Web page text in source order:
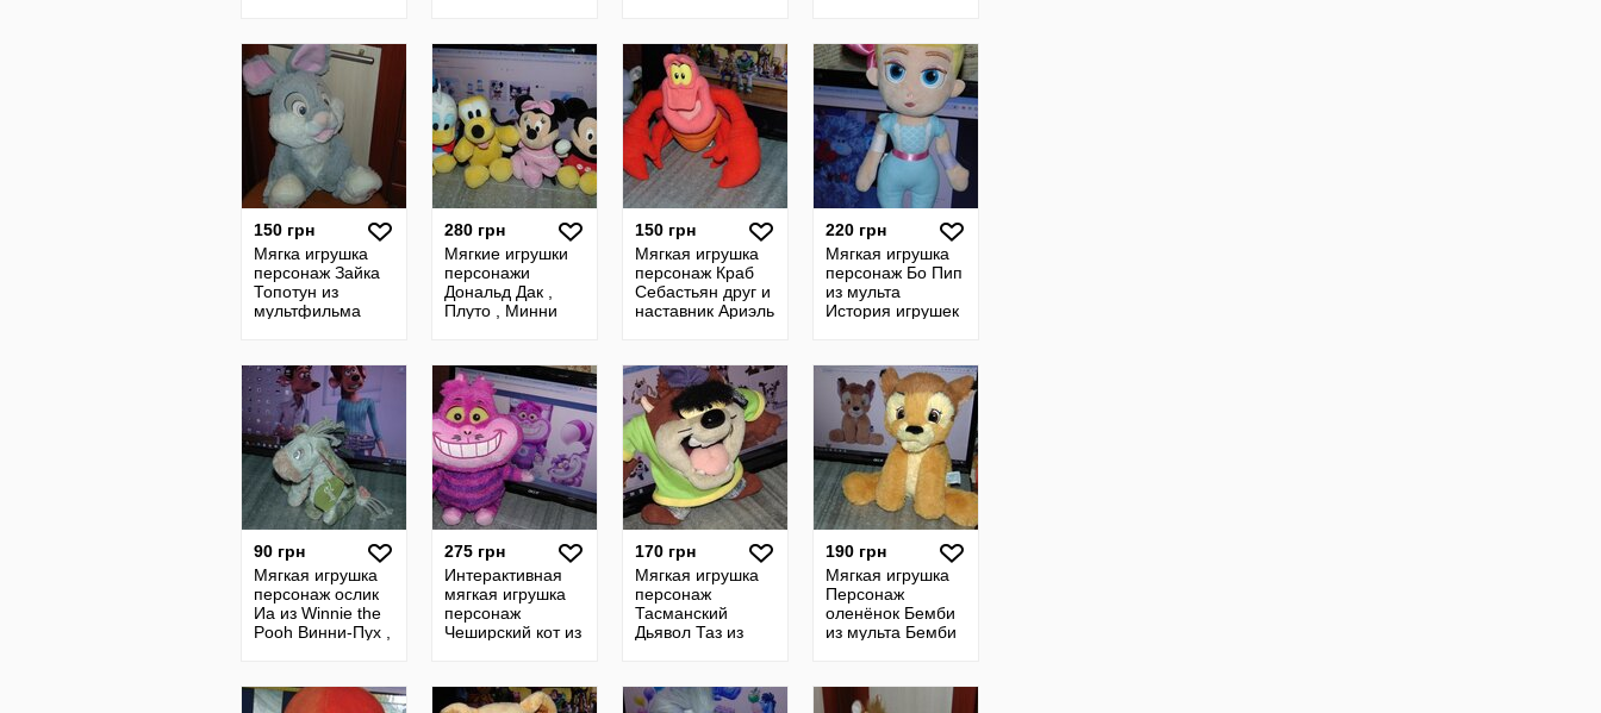
Флика 1998
MATTEL
150 грн
Мягка игрушка
персонаж Зайка
Топотун из
мультфильма
280 грн
Мягкие игрушки
персонажи
Дональд Дак ,
Плуто , Минни
Маус и его
друзья
150 грн
Мягкая игрушка
персонаж Краб
Себастьян друг и
наставник Ариэль
Disney , MATTEL
220 грн
Мягкая игрушка
персонаж Бо Пип
из мульта
История игрушек
90 грн
Мягкая игрушка
персонаж ослик
Иа из Winnie the
Pooh Винни-Пух ,
275 грн
Интерактивная
мягкая игрушка
персонаж
Чеширский кот из
Disney
170 грн
Мягкая игрушка
персонаж
Тасманский
Дьявол Таз из
Bros 1997
190 грн
Мягкая игрушка
Персонаж
оленёнок Бемби
из мульта Бемби
SIMBA